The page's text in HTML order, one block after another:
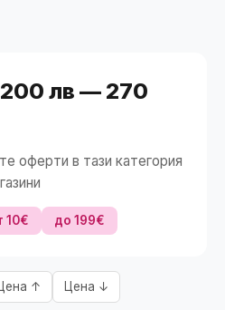
лв — 270
оферти в тази категория
10€ до 199€
↑ Цена ↓